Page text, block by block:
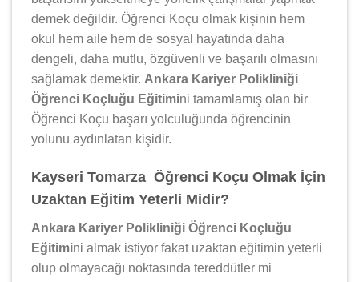
demek değildir. Öğrenci Koçu olmak kişinin hem
okul hem aile hem de sosyal hayatında daha
dengeli, daha mutlu, özgüvenli ve başarılı olmasını
sağlamak demektir. Ankara Kariyer Polikliniği
Öğrenci Koçluğu Eğitimini tamamlamış olan bir
Öğrenci Koçu başarı yolculuğunda öğrencinin
yolunu aydınlatan kişidir.
Kayseri Tomarza Öğrenci Koçu Olmak İçin
Uzaktan Eğitim Yeterli Midir?
Ankara Kariyer Polikliniği Öğrenci Koçluğu
Eğitimini almak istiyor fakat uzaktan eğitimin yeterli
olup olmayacağı noktasında tereddütler mi